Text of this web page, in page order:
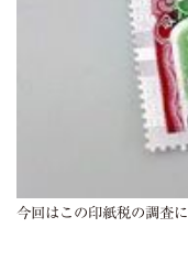
今回はこの印紙税の調査